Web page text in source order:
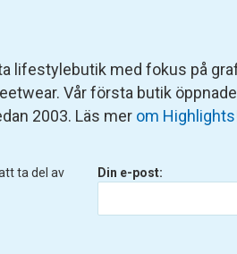
lifestylebutik med fokus på
Vår första butik
2003. Läs mer om Highlights
ta del av
Din e-post: